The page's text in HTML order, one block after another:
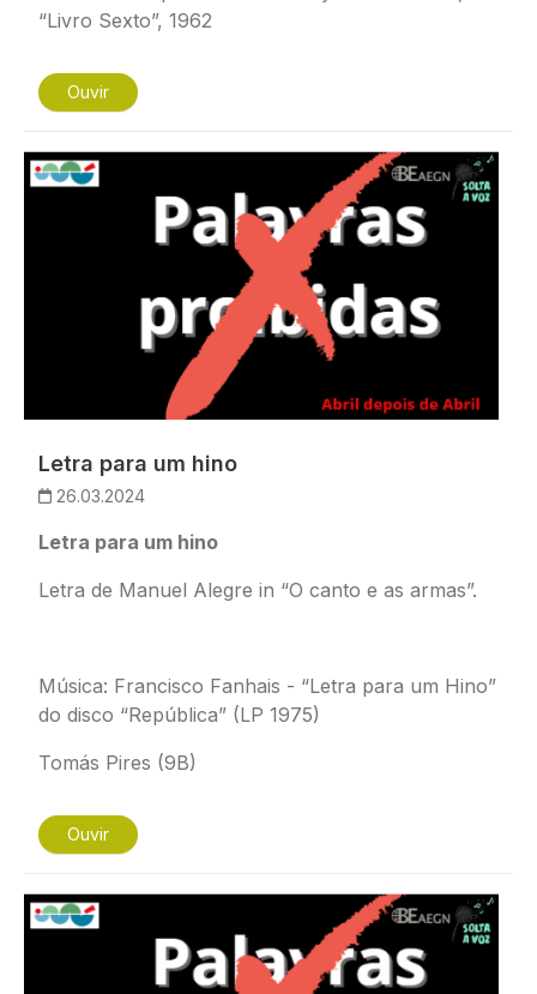
“Livro Sexto”, 1962
Ouvir
Imagem
Letra para um hino
26.03.2024
Letra para um hino
Letra de Manuel Alegre in “O canto e as armas”.
Música: Francisco Fanhais - “Letra para um Hino”
do disco “República” (LP 1975)
Tomás Pires (9B)
Ouvir
Imagem